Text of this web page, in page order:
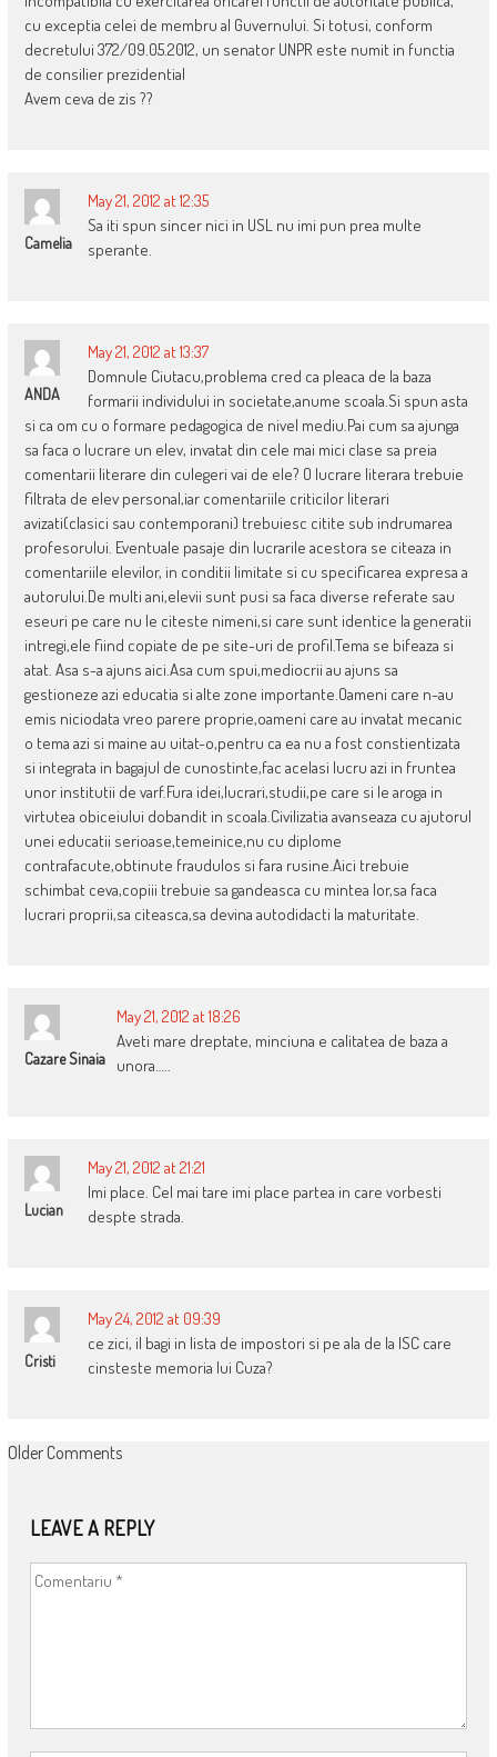
cu exceptia celei de membru al Guvernului. Si totusi, conform
decretului 372/09.05.2012, un senator UNPR este numit in functia
de consilier prezidential
Avem ceva de zis ??
Camelia
May 21, 2012 at 12:35
Sa iti spun sincer nici in USL nu imi pun prea multe
sperante.
ANDA
May 21, 2012 at 13:37
Domnule Ciutacu,problema cred ca pleaca de la baza
formarii individului in societate,anume scoala.Si spun asta
si ca om cu o formare pedagogica de nivel mediu.Pai cum sa ajunga
sa faca o lucrare un elev, invatat din cele mai mici clase sa preia
comentarii literare din culegeri vai de ele? O lucrare literara trebuie
filtrata de elev personal,iar comentariile criticilor literari
avizati(clasici sau contemporani) trebuiesc citite sub indrumarea
profesorului. Eventuale pasaje din lucrarile acestora se citeaza in
comentariile elevilor, in conditii limitate si cu specificarea expresa a
autorului.De multi ani,elevii sunt pusi sa faca diverse referate sau
eseuri pe care nu le citeste nimeni,si care sunt identice la generatii
intregi,ele fiind copiate de pe site-uri de profil.Tema se bifeaza si
atat. Asa s-a ajuns aici.Asa cum spui,mediocrii au ajuns sa
gestioneze azi educatia si alte zone importante.Oameni care n-au
emis niciodata vreo parere proprie,oameni care au invatat mecanic
o tema azi si maine au uitat-o,pentru ca ea nu a fost constientizata
si integrata in bagajul de cunostinte,fac acelasi lucru azi in fruntea
unor institutii de varf.Fura idei,lucrari,studii,pe care si le aroga in
virtutea obiceiului dobandit in scoala.Civilizatia avanseaza cu ajutorul
unei educatii serioase,temeinice,nu cu diplome
contrafacute,obtinute fraudulos si fara rusine.Aici trebuie
schimbat ceva,copiii trebuie sa gandeasca cu mintea lor,sa faca
lucrari proprii,sa citeasca,sa devina autodidacti la maturitate.
Cazare Sinaia
May 21, 2012 at 18:26
Aveti mare dreptate, minciuna e calitatea de baza a
unora…..
Lucian
May 21, 2012 at 21:21
Imi place. Cel mai tare imi place partea in care vorbesti
despte strada.
Cristi
May 24, 2012 at 09:39
ce zici, il bagi in lista de impostori si pe ala de la ISC care
cinsteste memoria lui Cuza?
COMMENT
Older Comments
LEAVE A REPLY